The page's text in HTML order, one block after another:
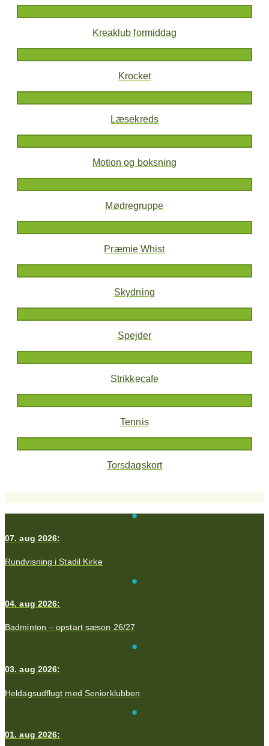
Kreaklub formiddag
Krocket
Læsekreds
Motion og boksning
Mødregruppe
Præmie Whist
Skydning
Spejder
Strikkecafe
Tennis
Torsdagskort
07. aug 2026:
Rundvisning i Stadil Kirke
04. aug 2026:
Badminton – opstart sæson 26/27
03. aug 2026:
Heldagsudflugt med Seniorklubben
01. aug 2026: